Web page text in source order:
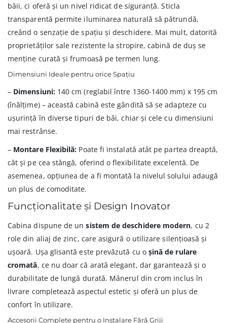
băii, ci oferă și un nivel ridicat de siguranță. Sticla
transparentă permite iluminarea naturală să pătrundă,
creând o senzație de spațiu și deschidere. Mai mult, datorită
proprietăților sale rezistente la stropire, cabină de duș se
menține curată și frumoasă pe termen lung.
Dimensiuni Ideale pentru orice Spațiu
– Dimensiuni:140 cm (reglabil între 1360-1400 mm) x 195 cm
(înălțime) – această cabină este gândită să se adapteze cu
ușurință în diverse tipuri de băi, chiar și cele cu dimensiuni
mai restrânse.
– Montare Flexibilă: Poate fi instalată atât pe partea dreaptă,
cât și pe cea stângă, oferind o flexibilitate excelentă. De
asemenea, opțiunea de a fi montată la nivelul solului adaugă
un plus de comoditate.
Funcționalitate și Design Inovator
Cabina dispune de un sistem de deschidere modern, cu 2
role din aliaj de zinc, care asigură o utilizare silențioasă și
ușoară. Ușa glisantă este prevăzută cu o șină de rulare
cromată, ce nu doar că arată elegant, dar garantează și o
durabilitate de lungă durată. Mânerul din crom inclus în
livrare completează aspectul estetic și oferă un plus de
confort în utilizare.
Accesorii Complete pentru o Instalare Fără Griji